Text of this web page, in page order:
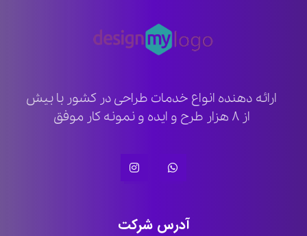
ارائه دهنده انواع خدمات طراحی در کشور با بیش
از ۸ هزار طرح و ایده و نمونه کار موفق
آدرس شرکت